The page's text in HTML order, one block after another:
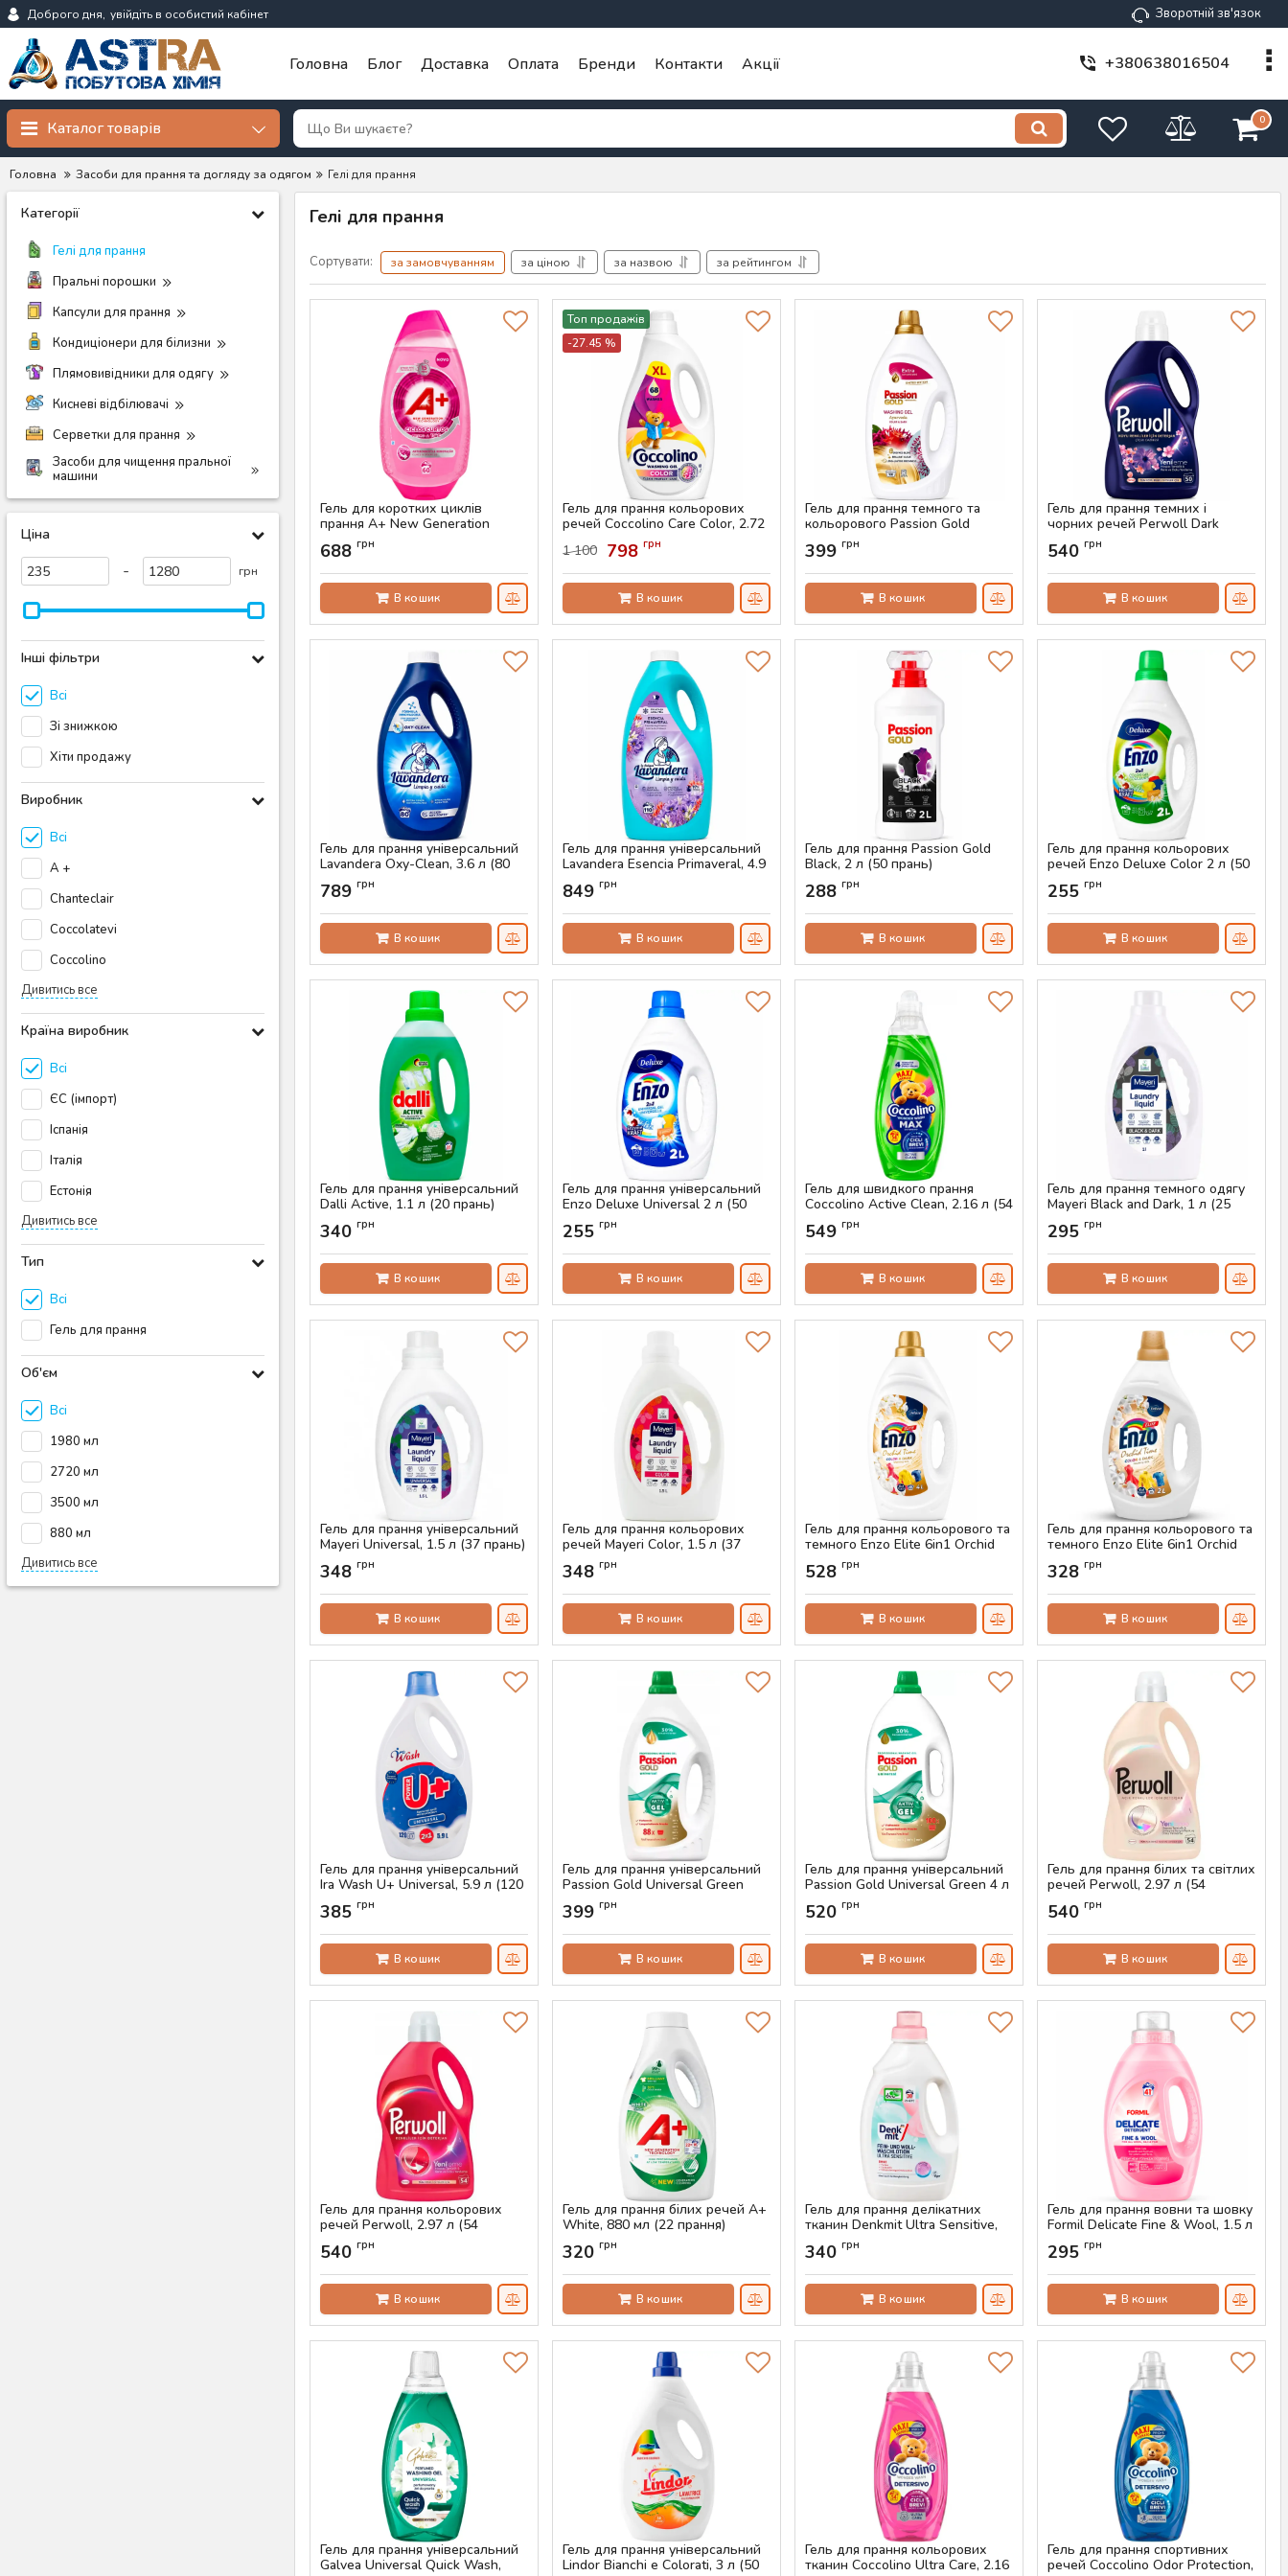
Доброго дня, увійдіть в особистий кабінет Зворотній зв'язок
Головна Блог Доставка Оплата Бренди Контакти Акції +380638016504
Каталог товарів 0
Головна Засоби для прання та догляду за одягом Гелі для прання
Категорії
Гелі для прання
Пральні порошки
Капсули для прання
Кондиціонери для білизни
Плямовивідники для одягу
Кисневі відбілювачі
Серветки для прання
Засоби для чищення пральної
машини
Ціна
- грн
Інші фільтри
Всі
Зі знижкою
Хіти продажу
Виробник
Всі
A +
Chanteclair
Coccolatevi
Coccolino
Дивитись все
Країна виробник
Всі
ЄС (імпорт)
Іспанія
Італія
Естонія
Дивитись все
Тип
Всі
Гель для прання
Об'єм
Всі
1980 мл
2720 мл
3500 мл
880 мл
Дивитись все
Гелі для прання
Сортувати: за замовчуванням за ціною за назвою за рейтингом
Гель для коротких циклів
прання A+ New Generation
Technology захист від катишків
та відновлення тканин, 1.575 л
(60 прань)
Артикул: AS-00841
688 грн
В кошик
Топ продажів
-27.45 %
Гель для прання кольорових
речей Coccolino Care Color, 2.72
Артикул:AS-00813
1 100 798 грн
В кошик
Гель для прання темного та
кольорового Passion Gold
Ayurveda, 3.5 л (100 прань)
Артикул:
399 грн
В кошик
Гель для прання темних і
чорних речей Perwoll Dark
Bloom, 2.75 л (50 прань)
Артикул:
540 грн
В кошик
Гель для прання універсальний
Lavandera Oxy-Clean, 3.6 л (80
прань)
Артикул:
789 грн
В кошик
Гель для прання універсальний
Lavandera Esencia Primaveral, 4.9
л (110 прань)
Артикул:
849 грн
В кошик
Гель для прання Passion Gold
Black, 2 л (50 прань)
Артикул:AS-00766
288 грн
В кошик
Гель для прання кольорових
речей Enzo Deluxe Color 2 л (50
прань)
Артикул:
255 грн
В кошик
Гель для прання універсальний
Dalli Active, 1.1 л (20 прань)
Артикул:AS-00727
340 грн
В кошик
Гель для прання універсальний
Enzo Deluxe Universal 2 л (50
прань)
Артикул:
255 грн
В кошик
Гель для швидкого прання
Coccolino Active Clean, 2.16 л (54
прання)
Артикул:
549 грн
В кошик
Гель для прання темного одягу
Mayeri Black and Dark, 1 л (25
прань)
Артикул:
295 грн
В кошик
Гель для прання універсальний
Mayeri Universal, 1.5 л (37 прань)
Артикул:AS-00715
348 грн
В кошик
Гель для прання кольорових
речей Mayeri Color, 1.5 л (37
прань)
Артикул:
348 грн
В кошик
Гель для прання кольорового та
темного Enzo Elite 6in1 Orchid
Time Color, 4 л (100 прань)
Артикул:
528 грн
В кошик
Гель для прання кольорового та
темного Enzo Elite 6in1 Orchid
Time Color, 2 л (50 прань)
Артикул:
328 грн
В кошик
Гель для прання універсальний
Ira Wash U+ Universal, 5.9 л (120
прань)
Артикул:
385 грн
В кошик
Гель для прання універсальний
Passion Gold Universal Green
3.52 л (88 прань)
Артикул:
399 грн
В кошик
Гель для прання універсальний
Passion Gold Universal Green 4 л
(100 прань)
Артикул:
520 грн
В кошик
Гель для прання білих та світлих
речей Perwoll, 2.97 л (54
прання)
Артикул:
540 грн
В кошик
Гель для прання кольорових
речей Perwoll, 2.97 л (54
прання)
Артикул:
540 грн
В кошик
Гель для прання білих речей A+
White, 880 мл (22 прання)
Артикул:AS-00534
320 грн
В кошик
Гель для прання делікатних
тканин Denkmit Ultra Sensitive,
1.5 л (30 прань)
Артикул:
340 грн
В кошик
Гель для прання вовни та шовку
Formil Delicate Fine & Wool, 1.5 л
(41 прання)
Артикул:
295 грн
В кошик
Гель для прання універсальний
Galvea Universal Quick Wash,
Гель для прання універсальний
Lindor Bianchi e Colorati, 3 л (50
Гель для прання кольорових
тканин Coccolino Ultra Care, 2.16
Гель для прання спортивних
речей Coccolino Odor Protection,